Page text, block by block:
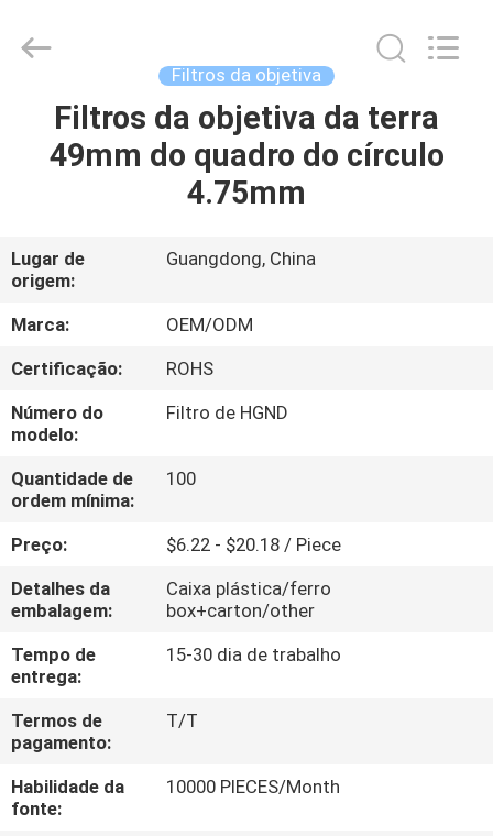
CASA
SOBRE
NÓS
EXCURSÃO
DA
FÁBRICA
CONTROLE
DA
QUALIDADE
CONTACTE-
NOS
PEÇA
UMAS
Technology
Ltd..
Filtros da objetiva
Filtros da objetiva da terra
49mm do quadro do círculo
4.75mm
Lugar de
origem:
Guangdong, China
Marca:
OEM/ODM
Certificação:
ROHS
Número do
modelo:
Filtro de HGND
Quantidade de
ordem mínima:
100
Preço:
$6.22 - $20.18 / Piece
Detalhes da
embalagem:
Caixa plástica/ferro
box+carton/other
Tempo de
entrega:
15-30 dia de trabalho
Termos de
pagamento:
T/T
Habilidade da
fonte:
10000 PIECES/Month